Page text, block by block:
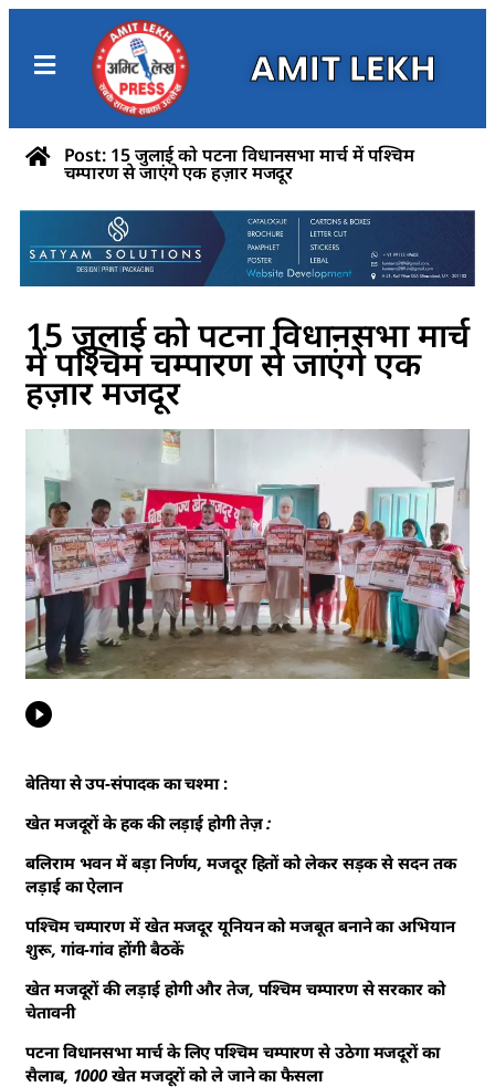
AMIT LEKH
Post: 15 जुलाई को पटना विधानसभा मार्च में पश्चिम
चम्पारण से जाएंगे एक हज़ार मजदूर
15 जुलाई को पटना विधानसभा मार्च
में पश्चिम चम्पारण से जाएंगे एक
हज़ार मजदूर
बेतिया से उप-संपादक का चश्मा :
खेत मजदूरों के हक की लड़ाई होगी तेज़ :
बलिराम भवन में बड़ा निर्णय, मजदूर हितों को लेकर सड़क से सदन तक
लड़ाई का ऐलान
पश्चिम चम्पारण में खेत मजदूर यूनियन को मजबूत बनाने का अभियान
शुरू, गांव-गांव होंगी बैठकें
खेत मजदूरों की लड़ाई होगी और तेज, पश्चिम चम्पारण से सरकार को
चेतावनी
पटना विधानसभा मार्च के लिए पश्चिम चम्पारण से उठेगा मजदूरों का
सैलाब, 1000 खेत मजदूरों को ले जाने का फैसला